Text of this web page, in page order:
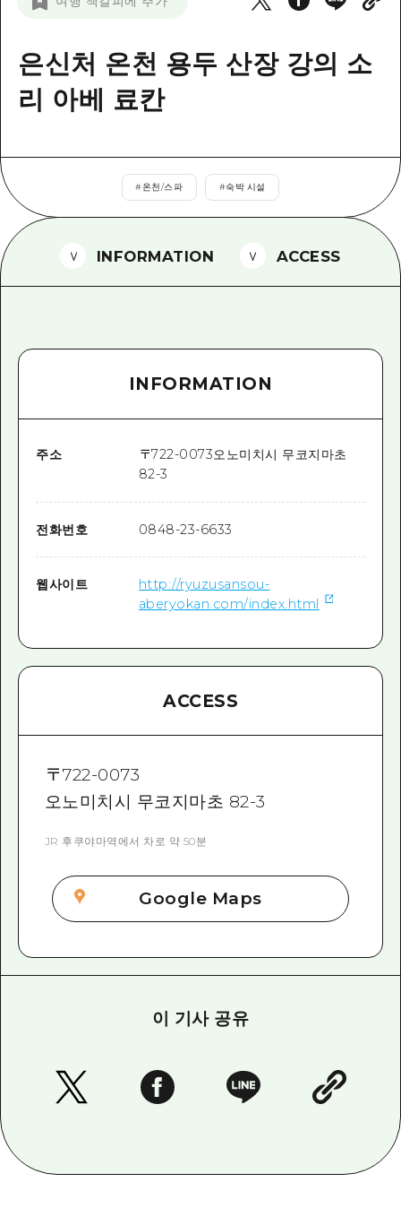
기준
역사/문화
자연
빠른 여행
당일치기
1박 2일
2박 3일
야마구치(山口)현 동부
시마네(島根)현
히로시마 OMOTENASHI 패스
수하물 보관 및 배송 서비스
자원봉사 가이드
히로시마현내 매력을 동영상으로 소개!
재해가 발생했을 때의 교통 정보
관광 안내 책자
은신처 온천 용두 산장 강의 소
리 아베 료칸
#온천/스파 #숙박 시설
INFORMATION ACCESS
INFORMATION
주소 〒722-0073오노미치시 무코지마초
82-3
전화번호 0848-23-6633
웹사이트
http://ryuzusansou-
aberyokan.com/index.html
ACCESS
〒722-0073
오노미치시 무코지마초 82-3
JR 후쿠야마역에서 차로 약 50분
Google Maps
이 기사 공유